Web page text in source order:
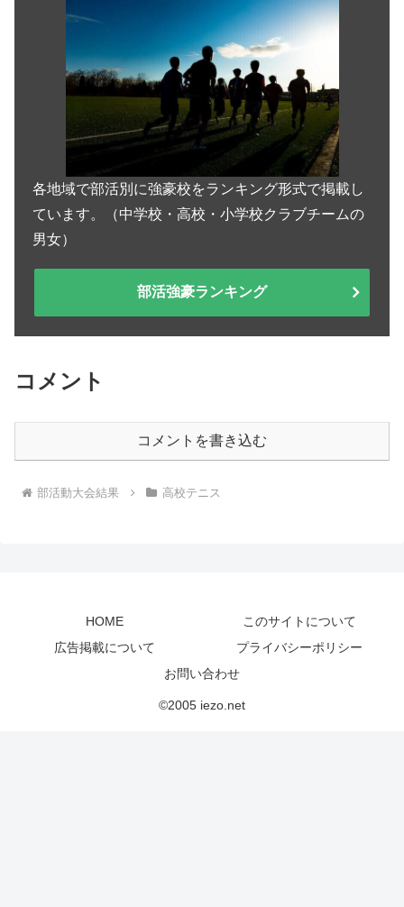
各地域で部活別に強豪校をランキング形式で掲載し
ています。（中学校・高校・小学校クラブチームの
男女）
部活強豪ランキング
コメント
コメントを書き込む
部活動大会結果 高校テニス
HOME
このサイトについて
広告掲載について
プライバシーポリシー
お問い合わせ
©2005 iezo.net